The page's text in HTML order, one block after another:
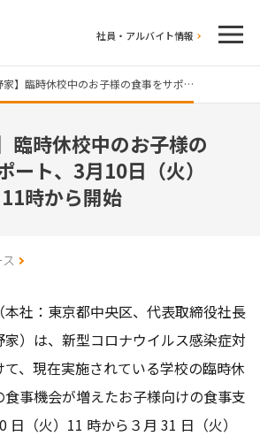
社員・アルバイト情報
り
家】臨時休校中のお子様の食事をサポ…
臨時休校中のお子様の
ート、3月10日（火）
11時から開始
社：東京都中央区、代表取締役社長
）は、新型コロナウイルス感染症対
、現在実施されている学校の臨時休
事機会が増えたお子様向けの食事支
日（火）11 時から３月 31 日（火）